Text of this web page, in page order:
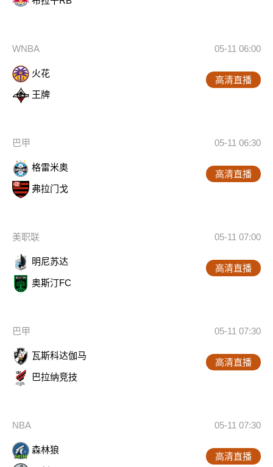
WNBA 05-11 06:00
火花
王牌
高清直播
巴甲 05-11 06:30
格雷米奥
弗拉门戈
高清直播
美职联 05-11 07:00
明尼苏达
奥斯汀FC
高清直播
巴甲 05-11 07:30
瓦斯科达伽马
巴拉纳竞技
高清直播
NBA 05-11 07:30
森林狼
高清直播